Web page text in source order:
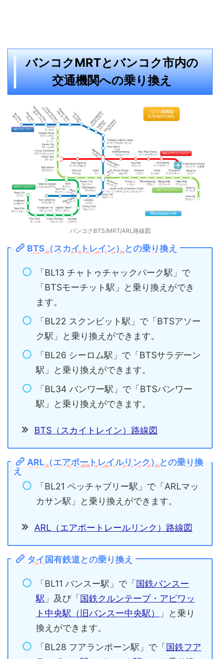
バンコクMRTとバンコク市内の
交通機関への乗り換え
バンコクBTS/MRT/ARL路線図
BTS（スカイトレイン）との乗り換え
「BL13 チャトゥチャックパーク駅」で
「BTSモーチット駅」と乗り換えができ
ます。
「BL22 スクンビット駅」で「BTSアソー
ク駅」と乗り換えができます。
「BL26 シーロム駅」で「BTSサラデーン
駅」と乗り換えができます。
「BL34 バンワー駅」で「BTSバンワー
駅」と乗り換えができます。
BTS（スカイトレイン）路線図
ARL（エアポートレイルリンク）との乗り換
え
「BL21 ペッチャブリー駅」で「ARLマッ
カサン駅」と乗り換えができます。
ARL（エアポートレールリンク）路線図
タイ国有鉄道との乗り換え
「BL11 バンスー駅」で「国鉄バンスー
駅 」及び「国鉄クルンテープ・アピワッ
ト中央駅（旧バンスー中央駅）
」と乗り
換えができます。
「BL28 フアランポーン駅」で「国鉄フア